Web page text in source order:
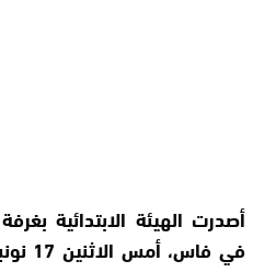
أصدرت الهيئة الابتدائية
في